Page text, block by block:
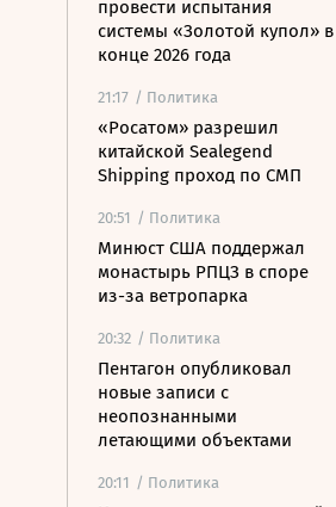
провести испытания
системы «Золотой купол» в
конце 2026 года
21:17 / Политика
«Росатом» разрешил
китайской Sealegend
Shipping проход по СМП
20:51 / Политика
Минюст США поддержал
монастырь РПЦЗ в споре
из-за ветропарка
20:32 / Политика
Пентагон опубликовал
новые записи с
неопознанными
летающими объектами
20:11 / Политика